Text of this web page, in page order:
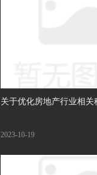
关于优化房地产行业相关
2023-10-19